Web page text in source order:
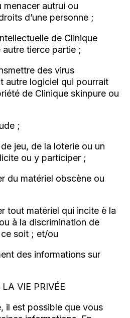
menacer autrui ou
d’une personne ;
de Clinique
tierce partie ;
des virus
autre logiciel qui pourrait
de Clinique skinpure ou
;
jeu, de la loterie ou un
ou y participer ;
du matériel obscène ou
tout matériel qui incite è la
à la discrimination de
soit ; et/ou
des informations sur
VIE PRIVÉE
il est possible que vous